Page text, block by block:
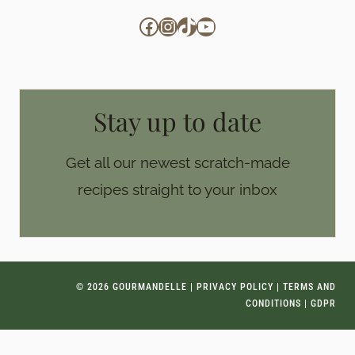
Facebook
Instagram
TikTok
YouTube
Stay up to date
Get all our newest scratch-made
recipes straight to your inbox
© 2026 GOURMANDELLE | PRIVACY POLICY
TERMS AND
CONDITIONS
GDPR